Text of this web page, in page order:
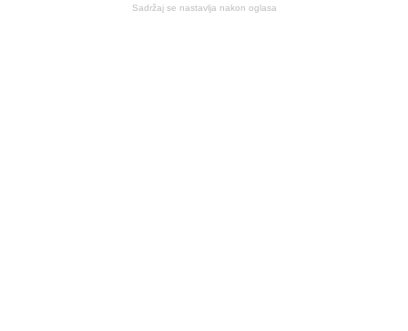
Sadržaj se nastavlja nakon oglasa